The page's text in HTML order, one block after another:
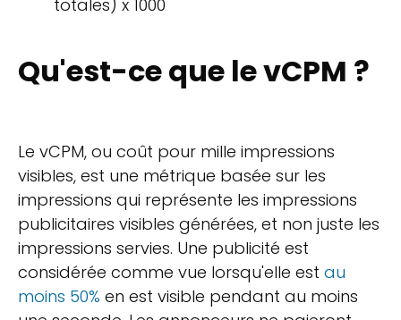
totales) x 1000
Qu'est-ce que le vCPM ?
Le vCPM, ou coût pour mille impressions
visibles, est une métrique basée sur les
impressions qui représente les impressions
publicitaires visibles générées, et non juste les
impressions servies. Une publicité est
considérée comme vue lorsqu'elle est au
moins 50% en est visible pendant au moins